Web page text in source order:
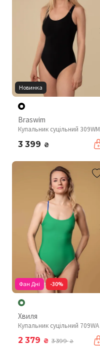
Новинка
Braswim
Купальник суцільний 309WM
3 399 ₴
Фан Дні -30%
Хвиля
Купальник суцільний 709WA
2 379 ₴ 3 399₴